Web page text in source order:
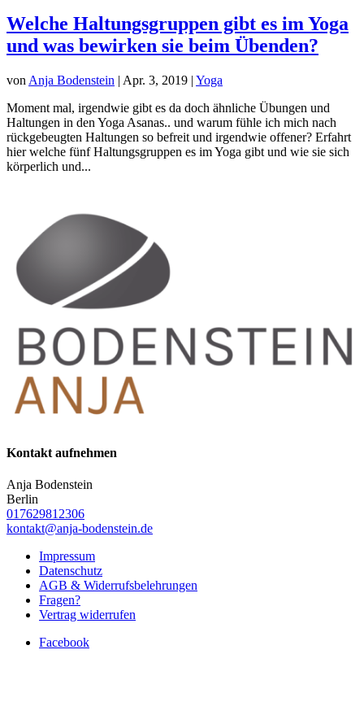
Welche Haltungsgruppen gibt es im Yoga
und was bewirken sie beim Übenden?
von Anja Bodenstein | Apr. 3, 2019 | Yoga
Moment mal, irgendwie gibt es da doch ähnliche Übungen und
Haltungen in den Yoga Asanas.. und warum fühle ich mich nach
rückgebeugten Haltungen so befreit und irgendwie offener? Erfahrt
hier welche fünf Haltungsgruppen es im Yoga gibt und wie sie sich
körperlich und...
Kontakt aufnehmen
Anja Bodenstein
Berlin
017629812306
kontakt@anja-bodenstein.de
Impressum
Datenschutz
AGB & Widerrufsbelehrungen
Fragen?
Vertrag widerrufen
Facebook